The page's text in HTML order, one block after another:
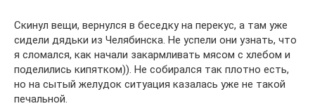
Скинул вещи, вернулся в беседку на перекус, а там уже
сидели дядьки из Челябинска. Не успели они узнать, что
я сломался, как начали закармливать мясом с хлебом и
поделились кипятком)). Не собирался так плотно есть,
но на сытый желудок ситуация казалась уже не такой
печальной.